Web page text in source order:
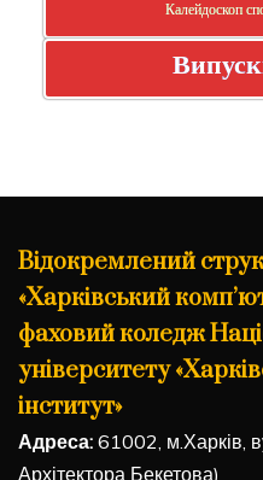
Калейдоскоп
Відокремлений
«Харківський
фаховий коледж
університету
інститут»
Адреса: 61002, м.Харків,
Архітектора Бекетова)